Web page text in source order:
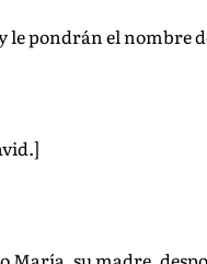
pondrán el nombre